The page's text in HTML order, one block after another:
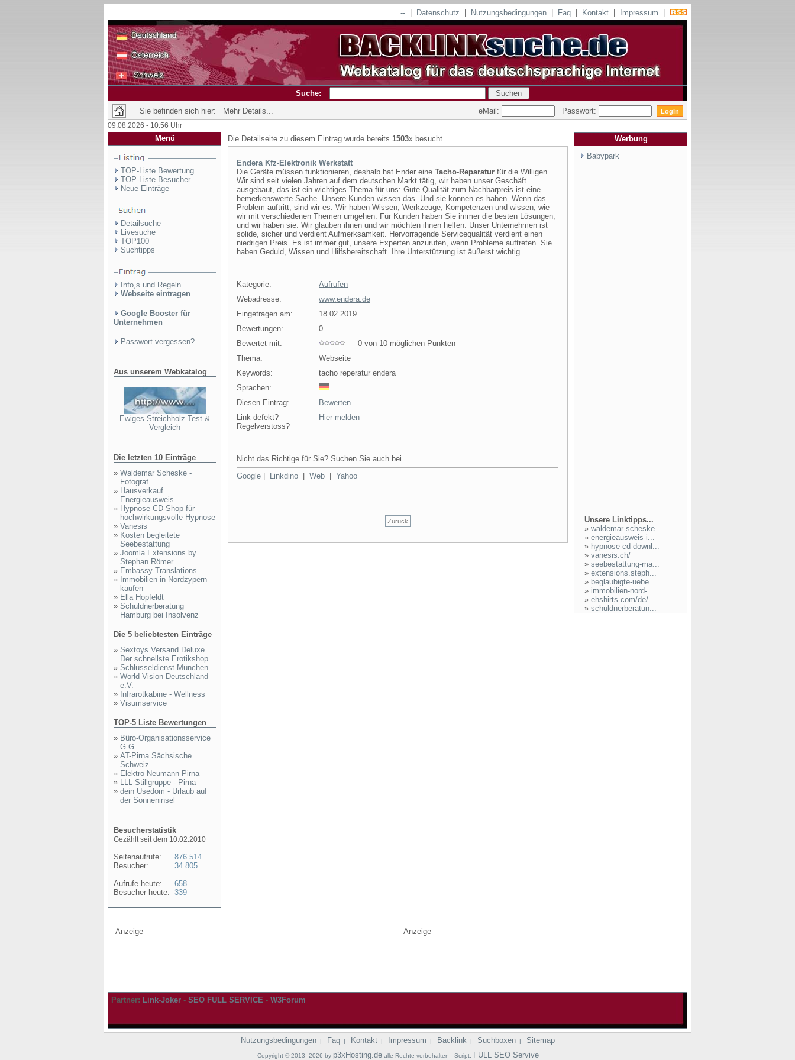
-- Datenschutz Nutzungsbedingungen Faq Kontakt Impressum
Suche:
Sie befinden sich hier: Mehr Details...
eMail: Passwort:
09.08.2026 - 10:56 Uhr
Menü
TOP-Liste Bewertung
TOP-Liste Besucher
Neue Einträge
Detailsuche
Livesuche
TOP100
Suchtipps
Info,s und Regeln
Webseite eintragen
Google Booster für
Unternehmen
Passwort vergessen?
Aus unserem Webkatalog
Ewiges Streichholz Test &
Vergleich
Die letzten 10 Einträge
» Waldemar Scheske -
Fotograf
» Hausverkauf
Energieausweis
» Hypnose-CD-Shop für
hochwirkungsvolle Hypnose
» Vanesis
» Kosten begleitete
Seebestattung
» Joomla Extensions by
Stephan Römer
» Embassy Translations
» Immobilien in Nordzypern
kaufen
» Ella Hopfeldt
» Schuldnerberatung
Hamburg bei Insolvenz
Die 5 beliebtesten Einträge
» Sextoys Versand Deluxe
Der schnellste Erotikshop
» Schlüsseldienst München
» World Vision Deutschland
e.V.
» Infrarotkabine - Wellness
» Visumservice
TOP-5 Liste Bewertungen
» Büro-Organisationsservice
G.G.
» AT-Pirna Sächsische
Schweiz
» Elektro Neumann Pirna
» LLL-Stillgruppe - Pirna
» dein Usedom - Urlaub auf
der Sonneninsel
Besucherstatistik
Gezählt seit dem 10.02.2010
Seitenaufrufe:
Besucher:
Aufrufe heute:
Besucher heute:
876.514
34.805
658
339
Die Detailseite zu diesem Eintrag wurde bereits 1503x besucht.
Endera Kfz-Elektronik Werkstatt
Die Geräte müssen funktionieren, deshalb hat Ender eine Tacho-Reparatur für die Willigen.
Wir sind seit vielen Jahren auf dem deutschen Markt tätig, wir haben unser Geschäft
ausgebaut, das ist ein wichtiges Thema für uns: Gute Qualität zum Nachbarpreis ist eine
bemerkenswerte Sache. Unsere Kunden wissen das. Und sie können es haben. Wenn das
Problem auftritt, sind wir es. Wir haben Wissen, Werkzeuge, Kompetenzen und wissen, wie
wir mit verschiedenen Themen umgehen. Für Kunden haben Sie immer die besten Lösungen,
und wir haben sie. Wir glauben ihnen und wir möchten ihnen helfen. Unser Unternehmen ist
solide, sicher und verdient Aufmerksamkeit. Hervorragende Servicequalität verdient einen
niedrigen Preis. Es ist immer gut, unsere Experten anzurufen, wenn Probleme auftreten. Sie
haben Geduld, Wissen und Hilfsbereitschaft. Ihre Unterstützung ist äußerst wichtig.
Kategorie:
Aufrufen
Webadresse:
www.endera.de
Eingetragen am:
18.02.2019
Bewertungen:
0
Bewertet mit:
0 von 10 möglichen Punkten
Thema:
Webseite
Keywords:
tacho reperatur endera
Sprachen:
Diesen Eintrag:
Bewerten
Link defekt?
Regelverstoss?
Hier melden
Nicht das Richtige für Sie? Suchen Sie auch bei...
Google
Linkdino Web Yahoo
Zurück
Werbung
Babypark
Unsere Linktipps...
» waldemar-scheske...
» energieausweis-i...
» hypnose-cd-downl...
» vanesis.ch/
» seebestattung-ma...
» extensions.steph...
» beglaubigte-uebe...
» immobilien-nord-...
» ehshirts.com/de/...
» schuldnerberatun...
Anzeige Anzeige
Partner: Link-Joker - SEO FULL SERVICE - W3Forum
Nutzungsbedingungen | Faq | Kontakt | Impressum | Backlink | Suchboxen | Sitemap
Copyright © 2013 -2026 by p3xHosting.dealle Rechte vorbehalten - Script: FULL SEO Servive